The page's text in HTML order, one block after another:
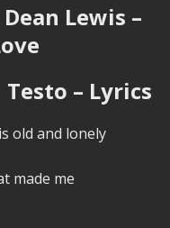
Lewis –
Testo – Lyrics
old and lonely
made me